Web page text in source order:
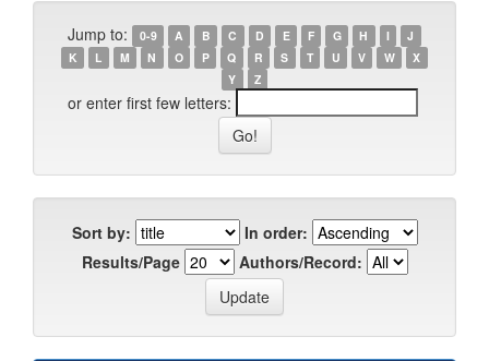
Jump to: 0-9 A B C D E F G H I
J
K
L M N O P Q R S T U V W
X
Y
Z
or enter first few letters:
Sort by:
In order:
Results/Page
Authors/Record: